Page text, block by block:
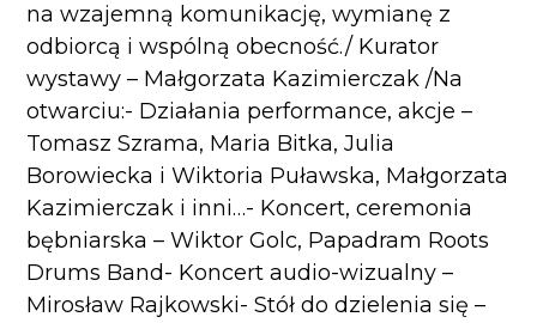
na wzajemną komunikację, wymianę z
odbiorcą i wspólną obecność./ Kurator
wystawy – Małgorzata Kazimierczak /Na
otwarciu:- Działania performance, akcje –
Tomasz Szrama, Maria Bitka, Julia
Borowiecka i Wiktoria Puławska, Małgorzata
Kazimierczak i inni…- Koncert, ceremonia
bębniarska – Wiktor Golc, Papadram Roots
Drums Band- Koncert audio-wizualny –
Mirosław Rajkowski- Stół do dzielenia się –